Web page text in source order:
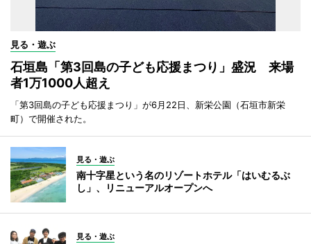
見る・遊ぶ
石垣島「第3回島の子ども応援まつり」盛況 来場
者1万1000人超え
「第3回島の子ども応援まつり」が6月22日、新栄公園（石垣市新栄
町）で開催された。
見る・遊ぶ
南十字星という名のリゾートホテル「はいむるぶ
し」、リニューアルオープンへ
見る・遊ぶ